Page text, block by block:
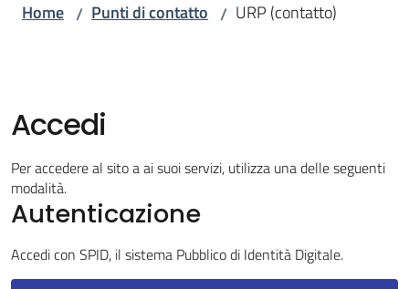
Amministrazione
Servizi
Vivere
Fontanelice
Home / Punti di contatto / URP (contatto)
Accedi
Per accedere al sito a ai suoi servizi, utilizza una delle seguenti
modalità.
Autenticazione
Accedi con SPID, il sistema Pubblico di Identità Digitale.